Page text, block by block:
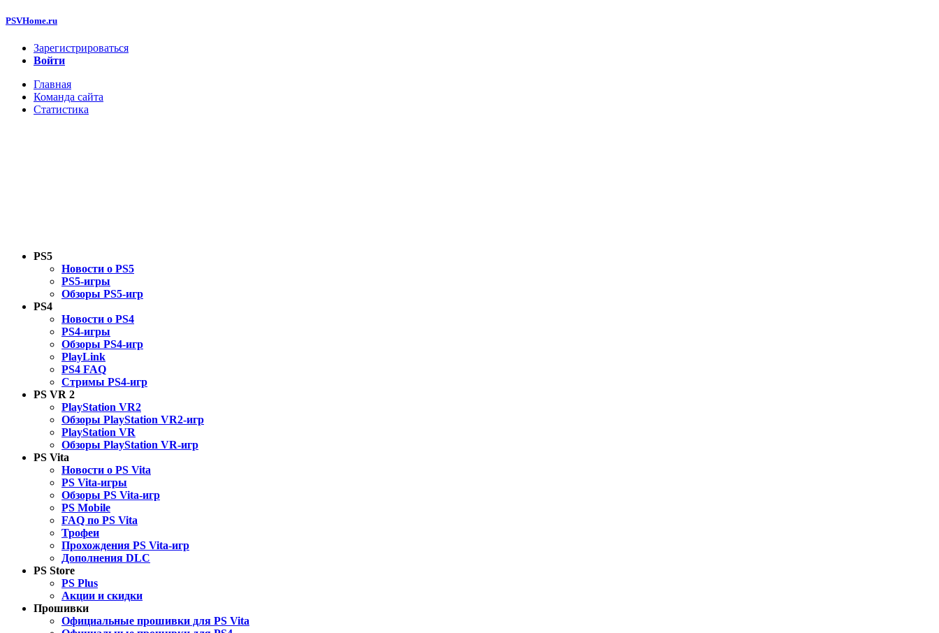
PSVHome.ru
Зарегистрироваться
Войти
Главная
Команда сайта
Статистика
PS5
Новости о PS5
PS5-игры
Обзоры PS5-игр
PS4
Новости о PS4
PS4-игры
Обзоры PS4-игр
PlayLink
PS4 FAQ
Стримы PS4-игр
PS VR 2
PlayStation VR2
Обзоры PlayStation VR2-игр
PlayStation VR
Обзоры PlayStation VR-игр
PS Vita
Новости о PS Vita
PS Vita-игры
Обзоры PS Vita-игр
PS Mobile
FAQ по PS Vita
Трофеи
Прохождения PS Vita-игр
Дополнения DLC
PS Store
PS Plus
Акции и скидки
Прошивки
Официальные прошивки для PS Vita